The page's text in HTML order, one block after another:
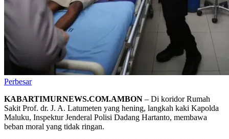
Perbesar
KABARTIMURNEWS.COM.AMBON – Di koridor Rumah
Sakit Prof. dr. J. A. Latumeten yang hening, langkah kaki Kapolda
Maluku, Inspektur Jenderal Polisi Dadang Hartanto, membawa
beban moral yang tidak ringan.